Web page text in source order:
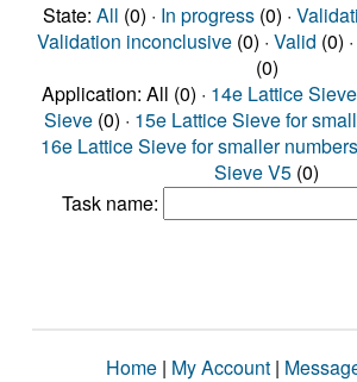
State: All (0) · In progress(0) ·
Validation inconclusive(0) · Valid (0)
(0)
Application: All (0) · 14e Lattice Sieve
Sieve (0) · 15e Lattice Sieve for
16e Lattice Sieve for smaller numbers
Sieve V5 (0)
Task name:
Home | My Account |